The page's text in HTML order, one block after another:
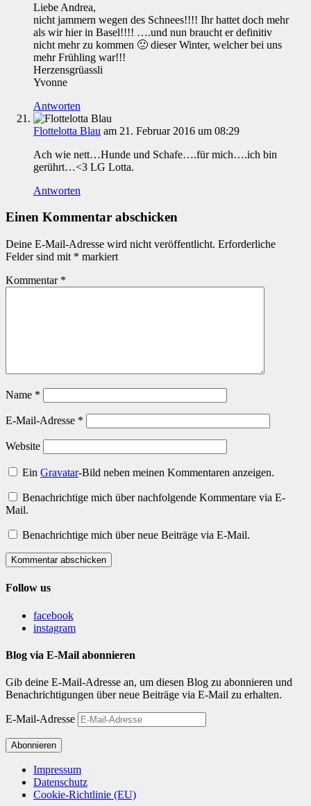
Liebe Andrea,
nicht jammern wegen des Schnees!!!! Ihr hattet doch mehr
als wir hier in Basel!!!! ….und nun braucht er definitiv
nicht mehr zu kommen 🙁 dieser Winter, welcher bei uns
mehr Frühling war!!!
Herzensgrüassli
Yvonne
Antworten
Flottelotta Blau am 21. Februar 2016 um 08:29
Ach wie nett…Hunde und Schafe….für mich….ich bin
gerührt…<3 LG Lotta.
Antworten
Einen Kommentar abschicken
Deine E-Mail-Adresse wird nicht veröffentlicht. Erforderliche
Felder sind mit * markiert
Kommentar *
Name *
E-Mail-Adresse *
Website
EinGravatar-Bild neben meinen Kommentaren anzeigen.
Benachrichtige mich über nachfolgende Kommentare via E-
Mail.
Benachrichtige mich über neue Beiträge via E-Mail.
Kommentar abschicken
Follow us
facebook
instagram
Blog via E-Mail abonnieren
Gib deine E-Mail-Adresse an, um diesen Blog zu abonnieren und
Benachrichtigungen über neue Beiträge via E-Mail zu erhalten.
E-Mail-Adresse
Abonnieren
Impressum
Datenschutz
Cookie-Richtlinie (EU)